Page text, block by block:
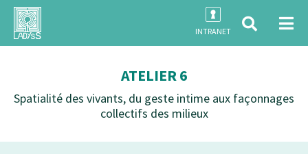
INTRANET
ATELIER 6
Spatialité des vivants, du geste intime aux façonnages
collectifs des milieux